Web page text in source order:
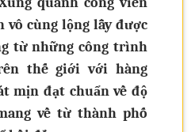
vô cùng lộng lẫy được
từ những công trình
thế giới với hàng
mịn đạt chuẩn về độ
về từ thành phố